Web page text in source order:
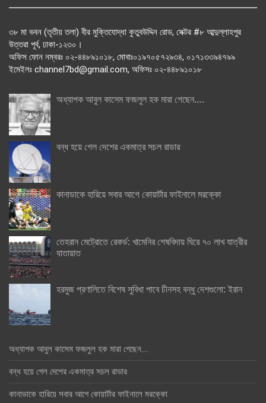
৩৮ মা ভবন (তৃতীয় তলা) বীর মুক্তিযোদ্ধা কুতুবউদ্দিন রোড, সেক্টর #৮ আব্দুল্লাহপুর
উত্তরা পূর্ব, ঢাকা-১২৩০।
অফিস ফোন নম্বরঃ ০২-৪৪৮৯১০১৮, মোবাঃ০১৯৭০৫৭২৯৩৪, ০১৭১৩৩৯৪৭৯৯
ইমেইলঃ channel7bd@gmail.com, অফিসঃ ০২-৪৪৮৯১০১৮
অধ্যাপক আবুল কাসেম ফজলুল হক মারা গেছেন….
বন্ধ হয়ে গেল দেশের একমাত্র সচল রাডার
কানাডাকে হারিয়ে সবার আগে কোয়ার্টার ফাইনালে মরক্কো
তেহরান মেট্রোতে রেকর্ড: খামেনির শেষবিদায় ঘিরে ৭০ লাখ যাত্রীর
যাতায়াত
হরমুজ প্রণালিতে বিশেষ সুবিধা পাবে চীনসহ বন্ধু দেশগুলো: ইরান
অধ্যাপক আবুল কাসেম ফজলুল হক মারা গেছেন….
বন্ধ হয়ে গেল দেশের একমাত্র সচল রাডার
কানাডাকে হারিয়ে সবার আগে কোয়ার্টার ফাইনালে মরক্কো